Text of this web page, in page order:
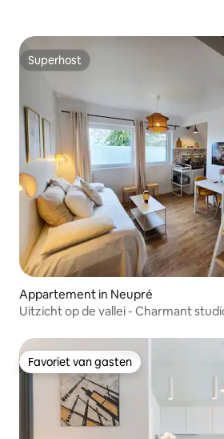
Superhost
Superhost
Appartement in Neupré
Uitzicht op de vallei - Charmant
Favoriet van gasten
Favoriet van gasten